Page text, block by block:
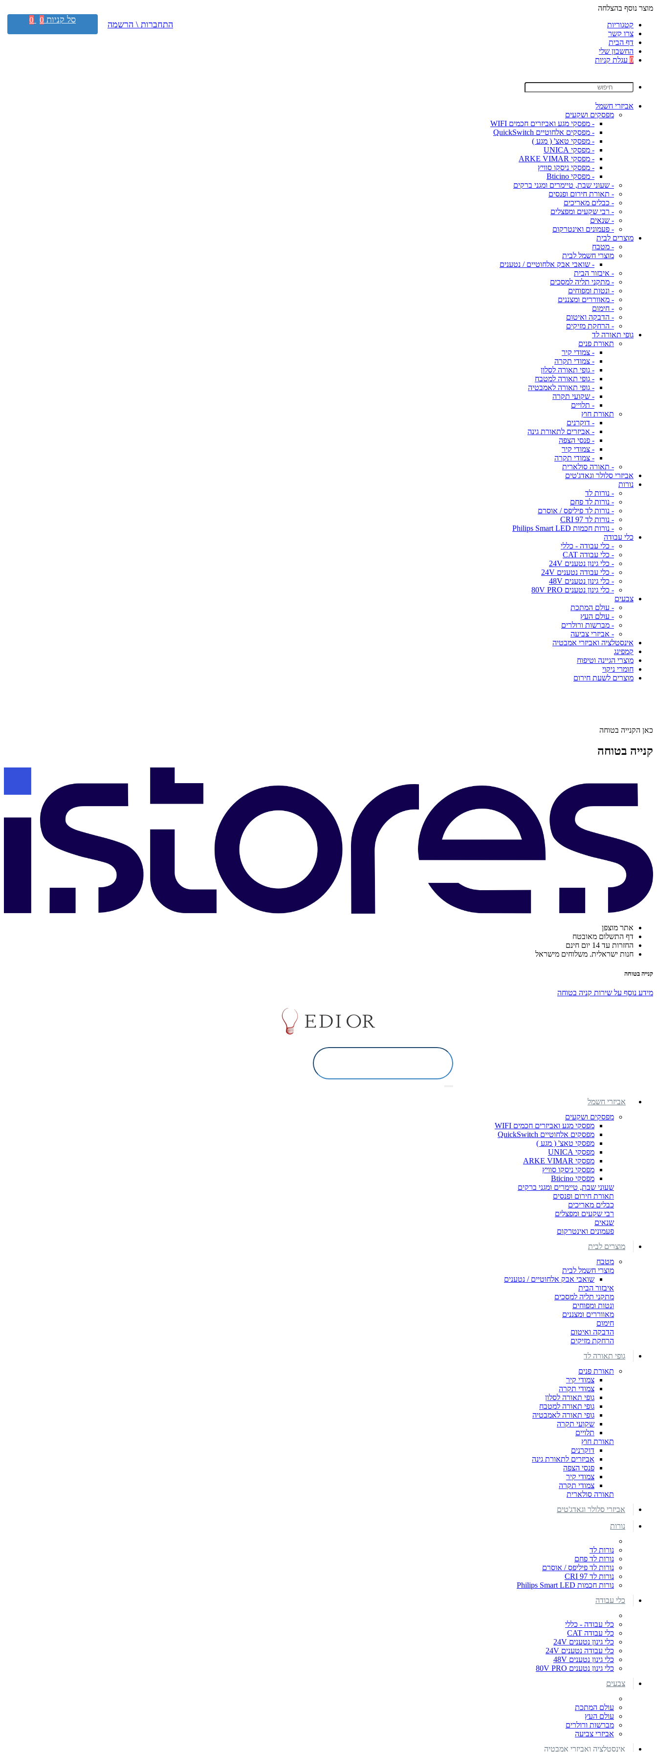
מוצר נוסף בהצלחה
קטגוריות
צרו קשר
דף הבית
החשבון שלי
0 עגלת קניות
אביזרי חשמל
מפסקים ושקעים
- מפסקי מגע ואביזרים חכמים WIFI
- מפסקים אלחוטיים QuickSwitch
- מפסקי טאצ' ( מגע )
- מפסקי UNICA
- מפסקי ARKE VIMAR
- מפסקי ניסקו סוויץ
- מפסקי Bticino
- שעוני שבת, טיימרים ומגני ברקים
- תאורת חירום ופנסים
- כבלים מאריכים
- רבי שקעים ומפצלים
- שנאים
- פעמונים ואינטרקום
מוצרים לבית
- מטבח
מוצרי חשמל לבית
- שואבי אבק אלחוטיים / נטענים
- איבזור הבית
- מתקני תליה למסכים
- ונטות ומפוחים
- מאווררים ומצננים
- חימום
- הדבקה ואיטום
- הרחקת מזיקים
גופי תאורה לד
תאורת פנים
- צמודי קיר
- צמודי תקרה
- גופי תאורה לסלון
- גופי תאורה למטבח
- גופי תאורה לאמבטיה
- שקועי תקרה
- תלויים
תאורת חוץ
- דוקרנים
- אביזרים לתאורת גינה
- פנסי הצפה
- צמודי קיר
- צמודי תקרה
- תאורה סולארית
אביזרי סלולר וגאדג'טים
נורות
- נורות לד
- נורות לד פחם
- נורות לד פיליפס / אוסרם
- נורות לד CRI 97
- נורות חכמות Philips Smart LED
כלי עבודה
- כלי עבודה - כללי
- כלי עבודה CAT
- כלי גינון נטענים 24V
- כלי עבודה נטענים 24V
- כלי גינון נטענים 48V
- כלי גינון נטענים 80V PRO
צבעים
- עולם המתכת
- עולם העץ
- מברשות ורולרים
- אביזרי צביעה
אינסטלציה ואביזרי אמבטיה
קמפינג
מוצרי הגיינה וטיפוח
חומרי ניקוי
מוצרים לשעת חירום
כאן הקנייה בטוחה
קנייה בטוחה
אתר מוצפן
דף התשלום מאובטח
החזרות עד 14 יום חינם
חנות ישראלית. משלוחים מישראל
קנייה בטוחה
מידע נוסף על שירות קניה בטוחה
התחברות \ הרשמה סל קניות 0
0
אביזרי חשמל
מפסקים ושקעים
מפסקי מגע ואביזרים חכמים WIFI
מפסקים אלחוטיים QuickSwitch
מפסקי טאצ' ( מגע )
מפסקי UNICA
מפסקי ARKE VIMAR
מפסקי ניסקו סוויץ
מפסקי Bticino
שעוני שבת, טיימרים ומגני ברקים
תאורת חירום ופנסים
כבלים מאריכים
רבי שקעים ומפצלים
שנאים
פעמונים ואינטרקום
מוצרים לבית
מטבח
מוצרי חשמל לבית
שואבי אבק אלחוטיים / נטענים
איבזור הבית
מתקני תליה למסכים
ונטות ומפוחים
מאווררים ומצננים
חימום
הדבקה ואיטום
הרחקת מזיקים
גופי תאורה לד
תאורת פנים
צמודי קיר
צמודי תקרה
גופי תאורה לסלון
גופי תאורה למטבח
גופי תאורה לאמבטיה
שקועי תקרה
תלויים
תאורת חוץ
דוקרנים
אביזרים לתאורת גינה
פנסי הצפה
צמודי קיר
צמודי תקרה
תאורה סולארית
אביזרי סלולר וגאדג'טים
נורות
נורות לד
נורות לד פחם
נורות לד פיליפס / אוסרם
נורות לד CRI 97
נורות חכמות Philips Smart LED
כלי עבודה
כלי עבודה - כללי
כלי עבודה CAT
כלי גינון נטענים 24V
כלי עבודה נטענים 24V
כלי גינון נטענים 48V
כלי גינון נטענים 80V PRO
צבעים
עולם המתכת
עולם העץ
מברשות ורולרים
אביזרי צביעה
אינסטלציה ואביזרי אמבטיה